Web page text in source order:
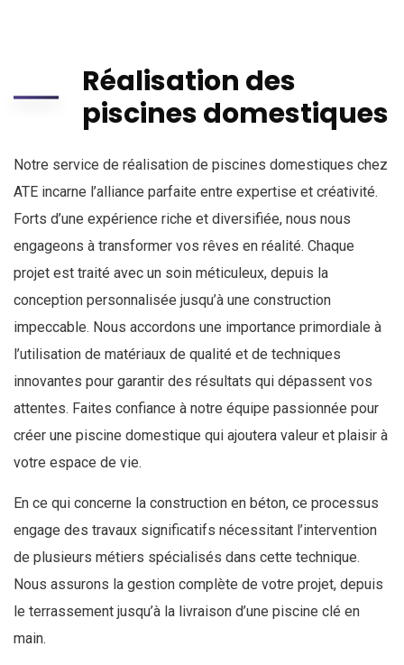
Réalisation des
piscines domestiques
Notre service de réalisation de piscines domestiques chez
ATE incarne l’alliance parfaite entre expertise et créativité.
Forts d’une expérience riche et diversifiée, nous nous
engageons à transformer vos rêves en réalité. Chaque
projet est traité avec un soin méticuleux, depuis la
conception personnalisée jusqu’à une construction
impeccable. Nous accordons une importance primordiale à
l’utilisation de matériaux de qualité et de techniques
innovantes pour garantir des résultats qui dépassent vos
attentes. Faites confiance à notre équipe passionnée pour
créer une piscine domestique qui ajoutera valeur et plaisir à
votre espace de vie.
En ce qui concerne la construction en béton, ce processus
engage des travaux significatifs nécessitant l’intervention
de plusieurs métiers spécialisés dans cette technique.
Nous assurons la gestion complète de votre projet, depuis
le terrassement jusqu’à la livraison d’une piscine clé en
main.